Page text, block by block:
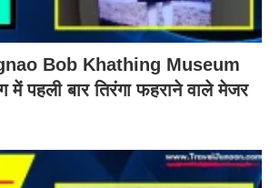
Bob Khathing Museum
पहली बार तिरंगा फहराने वाले मेजर